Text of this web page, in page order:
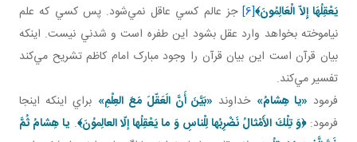
يَعْقِلُهَا إِلاّ الْعَالِمُونَ﴾[6] جز عالم کسي عاقل نمي‌شود. پس کسي که علم
نياموخته بخواهد وارد عقل بشود اين طفره است و شدني نيست. اينکه
بيان قرآن است اين بيان قرآن را وجود مبارک امام کاظم تشريح مي‌کند
تفسير مي‌کند.
فرمود «يا هِشامُ» خداوند «بَيَّنَ أَنَّ الَعَقّلَ مَعَ العِلْمِ» براي اينکه اينجا
فرمود:﴿وَ تِلْكَ الأَمْثالُ نَضْرِبُها لِلْناسِ وَ ما يَعْقِلُها إلّا العالِموُنَ﴾. يا هِشامُ ثُمَّ